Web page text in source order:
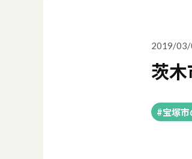
2019/03/
茨
#宝塚